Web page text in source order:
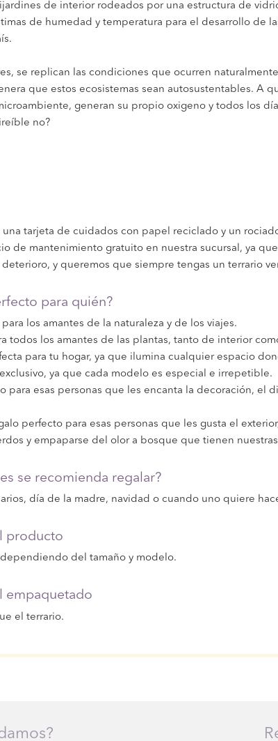
de interior rodeados por una estructura de
de humedad y temperatura para el desarrollo de
se replican las condiciones que ocurren
que estos ecosistemas sean autosustentables. A
generan su propio oxigeno y todos los
no?
tarjeta de cuidados con papel reciclado y un
de mantenimiento gratuito en nuestra sucursal, ya
y queremos que siempre tengas un terrario
para quién?
los amantes de la naturaleza y de los viajes.
todos los amantes de las plantas, tanto de interior
para tu hogar, ya que ilumina cualquier espacio
ya que cada modelo es especial e irrepetible.
para esas personas que les encanta la decoración,
perfecto para esas personas que les gusta el
y empaparse del olor a bosque que tienen
se recomienda regalar?
día de la madre, navidad o cuando uno quiere
producto
del tamaño y modelo.
empaquetado
el terrario.